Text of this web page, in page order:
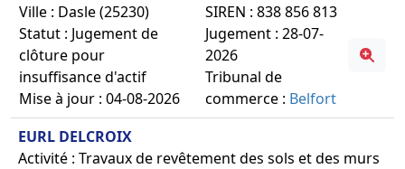
Ville : Dasle (25230)
Statut : Jugement de
clôture pour
insuffisance d'actif
Mise à jour : 04-08-2026
SIREN : 838 856 813
Jugement : 28-07-
2026
Tribunal de
commerce : Belfort
EURL DELCROIX
Activité : Travaux de revêtement des sols et des murs